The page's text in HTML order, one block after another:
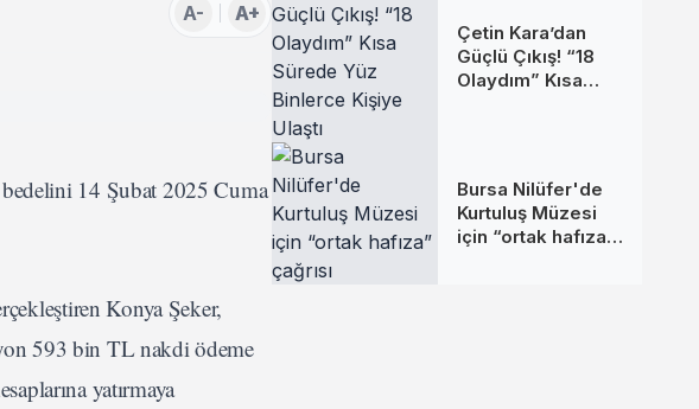
A- A+
14 Şubat 2025 Cuma
Konya Şeker,
593 bin TL nakdi ödeme
yatırmaya
Çetin Kara’dan
Güçlü Çıkış! “18
Olaydım” Kısa
Bursa Nilüfer'de
Kurtuluş Müzesi
için “ortak hafıza”